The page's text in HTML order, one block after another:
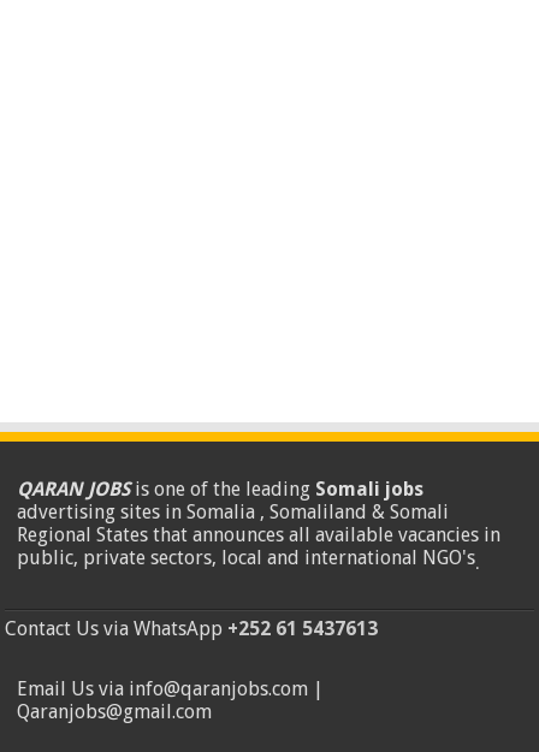
QARAN JOBSis one of the leading Somali jobs
advertising sites in Somalia , Somaliland & Somali
Regional States that announces all available vacancies in
public, private sectors, local and international NGO's.
Contact Us via WhatsApp +252 61 5437613
Email Us via info@qaranjobs.com |
Qaranjobs@gmail.com